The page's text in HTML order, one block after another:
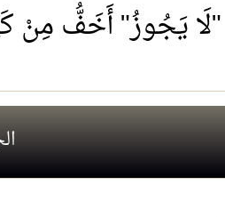
"لَا يَجُوزُ" أَخَفُّ مِنْ